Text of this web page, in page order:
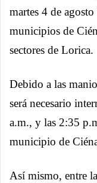
martes 4 de
municipios de
sectores de Lorica.
Debido a las
será necesario
a.m., y las 2:35
municipio de
Así mismo, entre